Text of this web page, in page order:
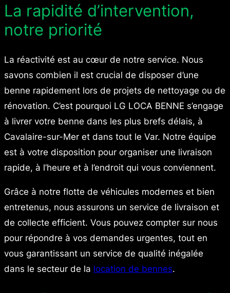
La rapidité d’intervention,
notre priorité
La réactivité est au cœur de notre service. Nous
savons combien il est crucial de disposer d’une
benne rapidement lors de projets de nettoyage ou de
rénovation. C’est pourquoi LG LOCA BENNE s’engage
à livrer votre benne dans les plus brefs délais, à
Cavalaire-sur-Mer et dans tout le Var. Notre équipe
est à votre disposition pour organiser une livraison
rapide, à l’heure et à l’endroit qui vous conviennent.
Grâce à notre flotte de véhicules modernes et bien
entretenus, nous assurons un service de livraison et
de collecte efficient. Vous pouvez compter sur nous
pour répondre à vos demandes urgentes, tout en
vous garantissant un service de qualité inégalée
dans le secteur de la location de bennes.